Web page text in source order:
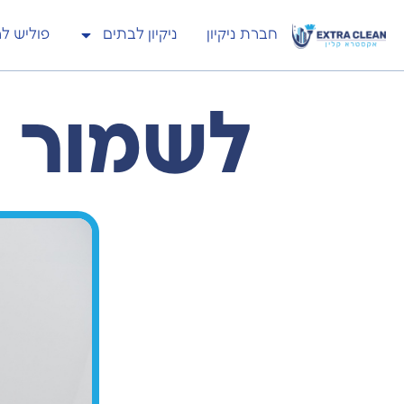
חברת ניקיון ניקיון לבתים פוליש
לשמור